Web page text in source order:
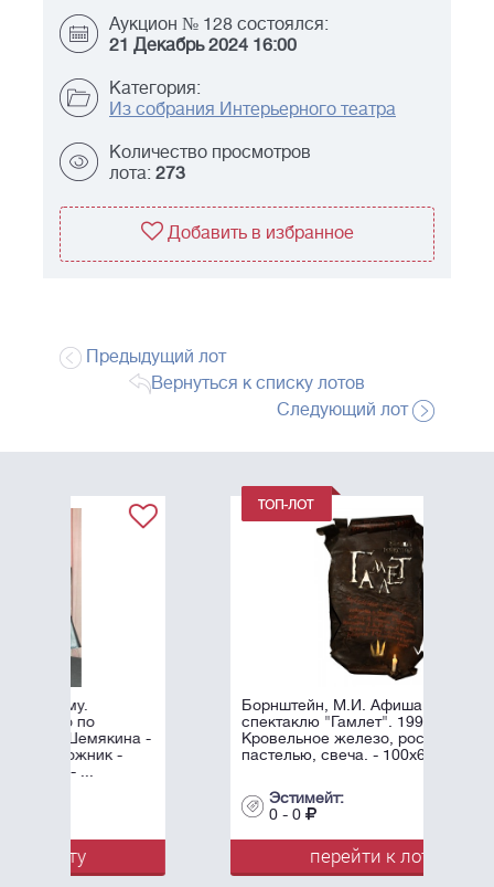
Аукцион № 128 состоялся:
21 Декабрь 2024 16:00
Категория:
Из собрания Интерьерного театра
Количество просмотров
лота: 273
Добавить в избранное
Предыдущий лот
Вернуться к списку лотов
Следующий лот
Борнштейн, М.И. Афиша к
спектаклю "Гамлет". 1996.
Кровельное железо, роспись
пастелью, свеча. - 100х60 см.
перейти к лоту